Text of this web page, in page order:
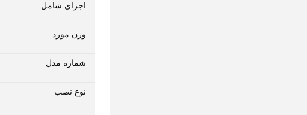
اجزای شامل
وزن مورد
شماره مدل
نوع نصب